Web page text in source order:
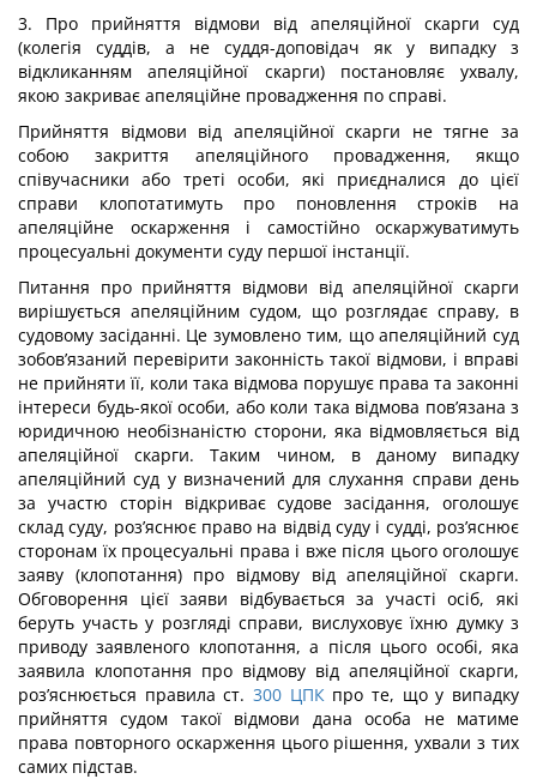
3. Про прийняття відмови від апеляційної скарги суд
(колегія суддів, а не суддя-доповідач як у випадку з
відкликанням апеляційної скарги) постановляє ухвалу,
якою закриває апеляційне провадження по справі.
Прийняття відмови від апеляційної скарги не тягне за
собою закриття апеляційного провадження, якщо
співучасники або треті особи, які приєдналися до цієї
справи клопотатимуть про поновлення строків на
апеляційне оскарження і самостійно оскаржуватимуть
процесуальні документи суду першої інстанції.
Питання про прийняття відмови від апеляційної скарги
вирішується апеляційним судом, що розглядає справу, в
судовому засіданні. Це зумовлено тим, що апеляційний суд
зобов’язаний перевірити законність такої відмови, і вправі
не прийняти її, коли така відмова порушує права та законні
інтереси будь-якої особи, або коли така відмова пов’язана з
юридичною необізнаністю сторони, яка відмовляється від
апеляційної скарги. Таким чином, в даному випадку
апеляційний суд у визначений для слухання справи день
за участю сторін відкриває судове засідання, оголошує
склад суду, роз’яснює право на відвід суду і судді, роз’яснює
сторонам їх процесуальні права і вже після цього оголошує
заяву (клопотання) про відмову від апеляційної скарги.
Обговорення цієї заяви відбувається за участі осіб, які
беруть участь у розгляді справи, вислуховує їхню думку з
приводу заявленого клопотання, а після цього особі, яка
заявила клопотання про відмову від апеляційної скарги,
роз’яснюється правила ст. 300 ЦПКпро те, що у випадку
прийняття судом такої відмови дана особа не матиме
права повторного оскарження цього рішення, ухвали з тих
самих підстав.